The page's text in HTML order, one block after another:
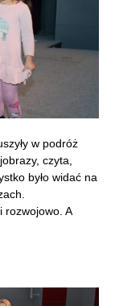
w podróż
czyta,
było widać na
rozwojowo. A